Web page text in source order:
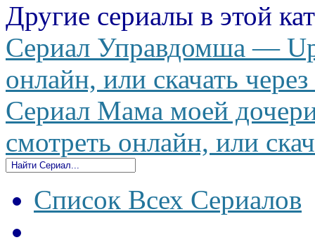
Другие сериалы в этой
Сериал Управдомша —
онлайн, или скачать
Сериал Мама моей
смотреть онлайн, или
Список Всех Сериалов